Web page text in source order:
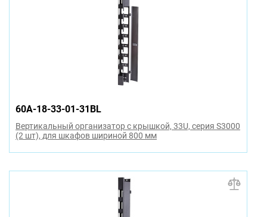
60A-18-33-01-31BL
Вертикальный организатор с крышкой, 33U, серия S3000
(2 шт), для шкафов шириной 800 мм